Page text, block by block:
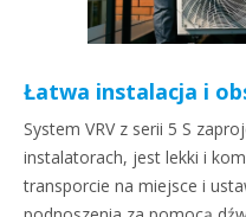
Łatwa instalacja i
System VRV z serii 5 S
instalatorach, jest lekki i
transporcie na miejsce i